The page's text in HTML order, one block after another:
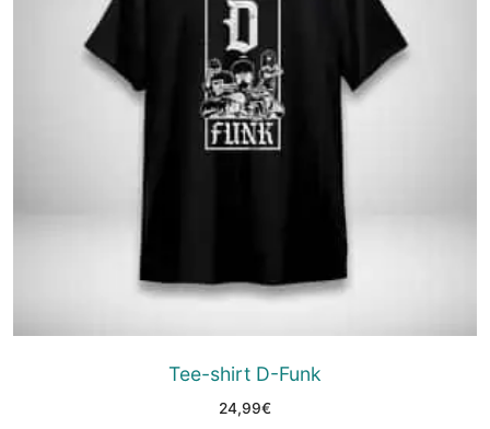
Tee-shirt D-Funk
24,99€